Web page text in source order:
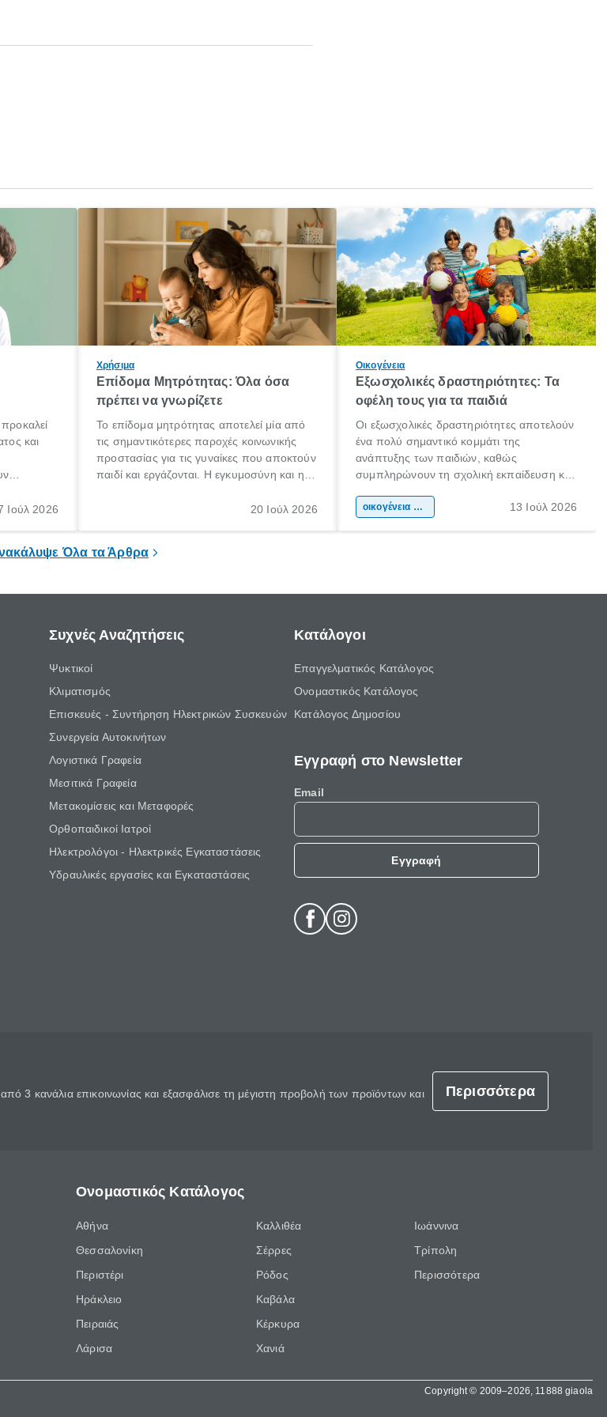
και
Ιούλ 2026
Χρήσιμα
Επίδομα Μητρότητας: Όλα όσα
πρέπει να γνωρίζετε
Το επίδομα μητρότητας αποτελεί μία από
τις σημαντικότερες παροχές κοινωνικής
προστασίας για τις γυναίκες που αποκτούν
παιδί και εργάζονται. Η εγκυμοσύνη και η
σημαντική περίοδος στη ζωή κάθε20 Ιούλ 2026
Οικογένεια
Εξωσχολικές δραστηριότητες: Τα
οφέλη τους για τα παιδιά
Οι εξωσχολικές δραστηριότητες αποτελούν
ένα πολύ σημαντικό κομμάτι της
ανάπτυξης των παιδιών, καθώς
συμπληρώνουν τη σχολική εκπαίδευση και
της προσωπικότητας, της κοινωνικότητας
οικογένεια & παιδί 13 Ιούλ 2026
Όλα τα Άρθρα
Συχνές Αναζητήσεις
Ψυκτικοί
Κλιματισμός
Επισκευές - Συντήρηση Ηλεκτρικών Συσκευών
Συνεργεία Αυτοκινήτων
Λογιστικά Γραφεία
Μεσιτικά Γραφεία
Μετακομίσεις και Μεταφορές
Ορθοπαιδικοί Ιατροί
Ηλεκτρολόγοι - Ηλεκτρικές Εγκαταστάσεις
Υδραυλικές εργασίες και Εγκαταστάσεις
Κατάλογοι
Επαγγελματικός Κατάλογος
Ονομαστικός Κατάλογος
Κατάλογος Δημοσίου
Εγγραφή στο Newsletter
Email
Εγγραφή
3 κανάλια επικοινωνίας και εξασφάλισε τη μέγιστη προβολή των προϊόντων και
Περισσότερα
Ονομαστικός Κατάλογος
Αθήνα
Θεσσαλονίκη
Περιστέρι
Ηράκλειο
Πειραιάς
Λάρισα
Καλλιθέα
Σέρρες
Ρόδος
Καβάλα
Κέρκυρα
Χανιά
Ιωάννινα
Τρίπολη
Περισσότερα
Copyright © 2009–2026, 11888 giaola